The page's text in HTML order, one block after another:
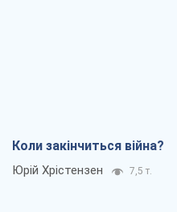
Коли закінчиться війна?
Юрій Хрістензен 7,5 т.